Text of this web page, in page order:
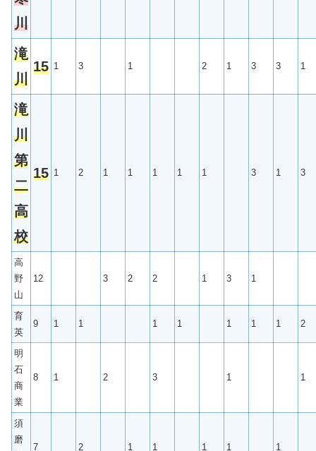
川
滝
川
15 1 3 1 2 1 3 3 1
滝
川
第
二
高
校
15 1 2 1 1 1 1 1 3 1 3
高
野
山
12 3 2 2 1 3 1
育
英
9 1 1 1 1 1 1 1 2
明
石
商
業
8 1 2 3 1 1
須
磨
7 2 1 1 1 1 1